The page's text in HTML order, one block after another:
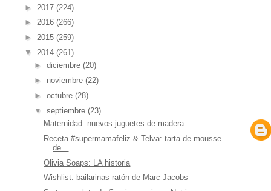
► 2017 (224)
► 2016 (266)
► 2015 (259)
▼ 2014 (261)
► diciembre (20)
► noviembre (22)
► octubre (28)
▼ septiembre (23)
Maternidad: nuevos juguetes de madera
Receta #supermamafeliz & Telva: tarta de mousse
de...
Olivia Soaps: LA historia
Wishlist: bailarinas ratón de Marc Jacobs